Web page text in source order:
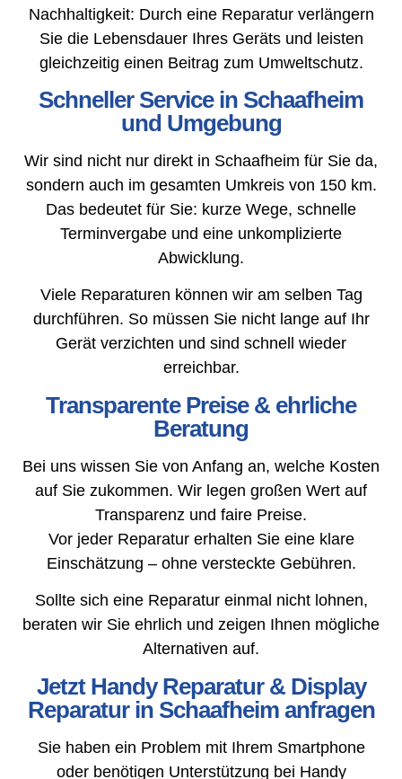
Nachhaltigkeit: Durch eine Reparatur verlängern
Sie die Lebensdauer Ihres Geräts und leisten
gleichzeitig einen Beitrag zum Umweltschutz.
Schneller Service in Schaafheim
und Umgebung
Wir sind nicht nur direkt in Schaafheim für Sie da,
sondern auch im gesamten Umkreis von 150 km.
Das bedeutet für Sie: kurze Wege, schnelle
Terminvergabe und eine unkomplizierte
Abwicklung.
Viele Reparaturen können wir am selben Tag
durchführen. So müssen Sie nicht lange auf Ihr
Gerät verzichten und sind schnell wieder
erreichbar.
Transparente Preise & ehrliche
Beratung
Bei uns wissen Sie von Anfang an, welche Kosten
auf Sie zukommen. Wir legen großen Wert auf
Transparenz und faire Preise.
Vor jeder Reparatur erhalten Sie eine klare
Einschätzung – ohne versteckte Gebühren.
Sollte sich eine Reparatur einmal nicht lohnen,
beraten wir Sie ehrlich und zeigen Ihnen mögliche
Alternativen auf.
Jetzt Handy Reparatur & Display
Reparatur in Schaafheim anfragen
Sie haben ein Problem mit Ihrem Smartphone
oder benötigen Unterstützung bei Handy